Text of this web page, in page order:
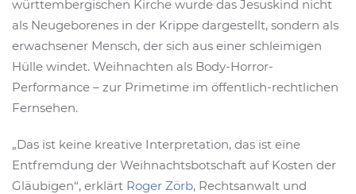
württembergischen Kirche wurde das Jesuskind nicht
als Neugeborenes in der Krippe dargestellt, sondern als
erwachsener Mensch, der sich aus einer schleimigen
Hülle windet. Weihnachten als Body-Horror-
Performance – zur Primetime im öffentlich-rechtlichen
Fernsehen.
„Das ist keine kreative Interpretation, das ist eine
Entfremdung der Weihnachtsbotschaft auf Kosten der
Gläubigen“, erklärt Roger Zörb, Rechtsanwalt und